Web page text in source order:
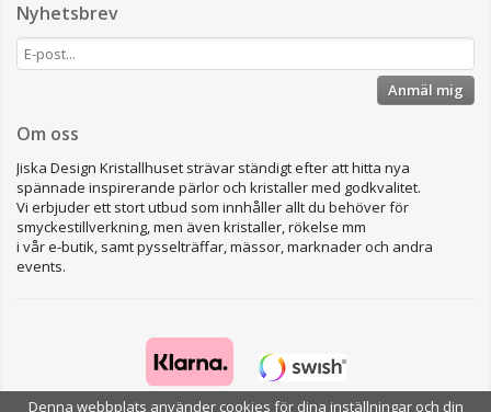
Nyhetsbrev
Anmäl mig
Om oss
Jiska Design Kristallhuset strävar ständigt efter att hitta nya
spännade inspirerande pärlor och kristaller med godkvalitet.
Vi erbjuder ett stort utbud som innhåller allt du behöver för
smyckestillverkning, men även kristaller, rökelse mm
i vår e-butik, samt pysselträffar, mässor, marknader och andra
events.
Denna webbplats använder cookies för dina inställningar och din